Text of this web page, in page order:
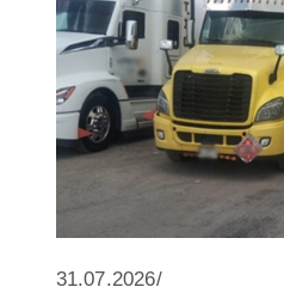
31.07.2026/